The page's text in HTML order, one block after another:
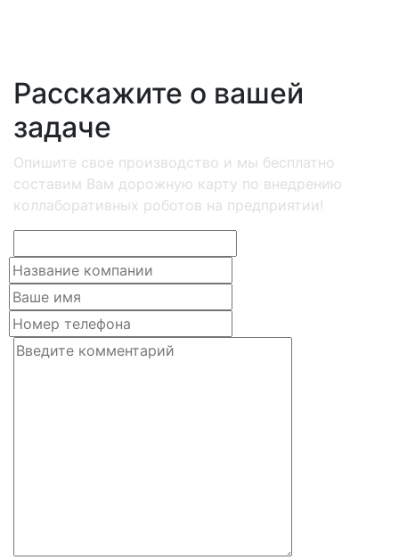
Расскажите о вашей
задаче
Опишите свое производство и мы бесплатно
составим Вам дорожную карту по внедрению
коллаборативных роботов на предприятии!